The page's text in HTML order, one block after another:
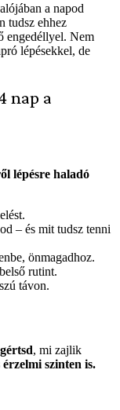
a napod
tudsz ehhez
engedéllyel. Nem
lépésekkel, de
nap a
lépésre haladó
– és mit tudsz tenni
önmagadhoz.
rutint.
távon.
, mi zajlik
érzelmi szinten is.